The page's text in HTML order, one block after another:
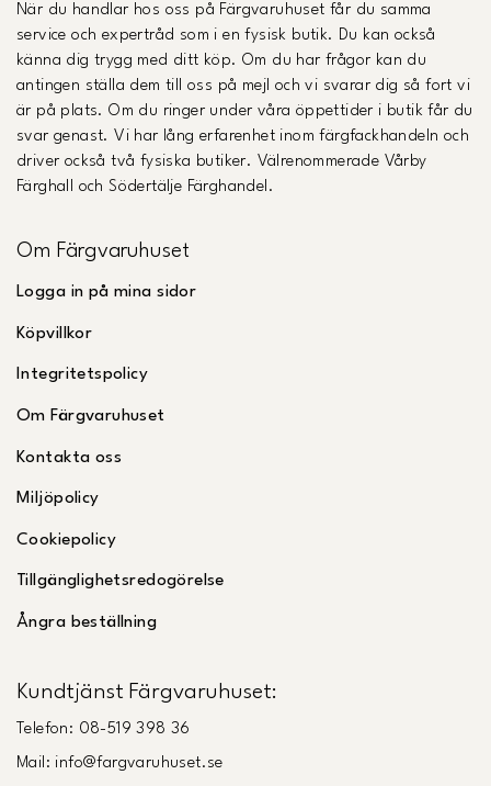
När du handlar hos oss på Färgvaruhuset får du samma
service och expertråd som i en fysisk butik. Du kan också
känna dig trygg med ditt köp. Om du har frågor kan du
antingen ställa dem till oss på mejl och vi svarar dig så fort vi
är på plats. Om du ringer under våra öppettider i butik får du
svar genast. Vi har lång erfarenhet inom färgfackhandeln och
driver också två fysiska butiker. Välrenommerade Vårby
Färghall och Södertälje Färghandel.
Om Färgvaruhuset
Logga in på mina sidor
Köpvillkor
Integritetspolicy
Om Färgvaruhuset
Kontakta oss
Miljöpolicy
Cookiepolicy
Tillgänglighetsredogörelse
Ångra beställning
Kundtjänst Färgvaruhuset:
Telefon: 08-519 398 36
Mail: info@fargvaruhuset.se